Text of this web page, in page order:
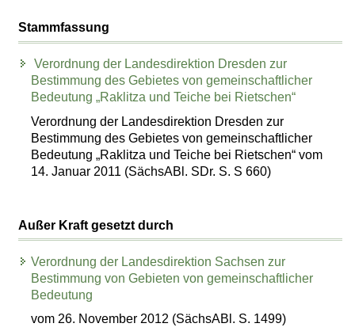
Stammfassung
Verordnung der Landesdirektion Dresden zur
Bestimmung des Gebietes von gemeinschaftlicher
Bedeutung „Raklitza und Teiche bei Rietschen“
Verordnung der Landesdirektion Dresden zur
Bestimmung des Gebietes von gemeinschaftlicher
Bedeutung „Raklitza und Teiche bei Rietschen“ vom
14. Januar 2011 (SächsABl. SDr. S. S 660)
Außer Kraft gesetzt durch
Verordnung der Landesdirektion Sachsen zur
Bestimmung von Gebieten von gemeinschaftlicher
Bedeutung
vom 26. November 2012 (SächsABl. S. 1499)